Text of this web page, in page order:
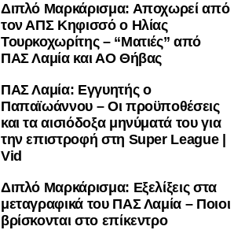
Διπλό Μαρκάρισμα: Αποχωρεί από
τον ΑΠΣ Κηφισσό ο Ηλίας
Τουρκοχωρίτης – “Ματιές” από
ΠΑΣ Λαμία και ΑΟ Θήβας
ΠΑΣ Λαμία: Εγγυητής ο
Παπαϊωάννου – Οι προϋποθέσεις
και τα αισιόδοξα μηνύματά του για
την επιστροφή στη Super League |
Vid
Διπλό Μαρκάρισμα: Εξελίξεις στα
μεταγραφικά του ΠΑΣ Λαμία – Ποιοι
βρίσκονται στο επίκεντρο